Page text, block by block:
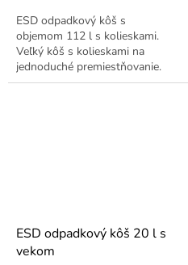
ESD odpadkový kôš s
objemom 112 l s kolieskami.
Veľký kôš s kolieskami na
jednoduché premiestňovanie.
Antistatická úprava chráni
ESD odpadkový kôš 20 l s
vekom